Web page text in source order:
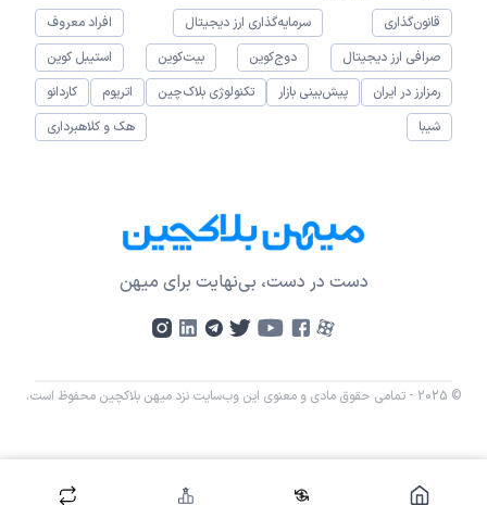
قانون‌گذاری سرمایه‌گذاری ارز دیجیتال
افراد معروف
صرافی ارز دیجیتال
دوج‌کوین بیت‌کوین
استیبل کوین
رمزارز در ایران
پیش‌بینی بازار تکنولوژی بلاک‌چین اتریوم
کاردانو
شیبا
هک و کلاهبرداری
دست در دست، بی‌نهایت برای میهن
© 2025 - تمامی حقوق مادی و معنوی این وب‌سایت نزد میهن بلاکچین محفوظ است.